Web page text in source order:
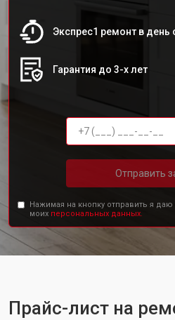
Экспрес1 ремонт в день
Гарантия до 3-х лет
Отправить
Нажимая на кнопку отправить я
моих персональных данных.
Прайс-лист на